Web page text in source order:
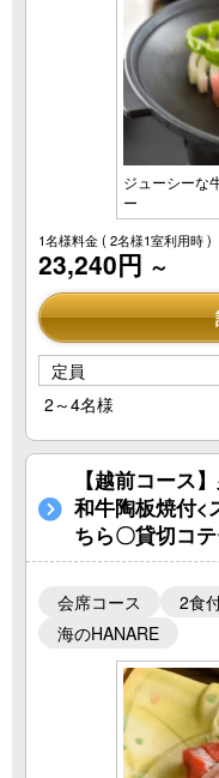
ジューシーな
ー
1名様料金( 2名様1室利用時 )
23,240円 ～
定員
2～4名様
【越前コース
和牛陶板焼付<
ちら〇貸切コ
会席コース 2食
海のHANARE